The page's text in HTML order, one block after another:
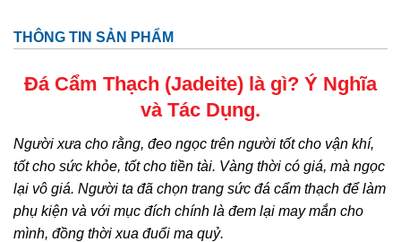
THÔNG TIN SẢN PHẨM
Đá Cẩm Thạch (Jadeite) là gì? Ý Nghĩa
và Tác Dụng.
Người xưa cho rằng, đeo ngọc trên người tốt cho vận khí,
tốt cho sức khỏe, tốt cho tiền tài. Vàng thời có giá, mà ngọc
lại vô giá. Người ta đã chọn trang sức đá cẩm thạch để làm
phụ kiện và với mục đích chính là đem lại may mắn cho
mình, đồng thời xua đuổi ma quỷ.